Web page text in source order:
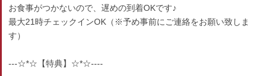
お食事がつかないので、遅めの到着OKです♪
最大21時チェックインOK（※予め事前にご連絡をお願い致しま
す）
---☆*☆【特典】☆*☆----